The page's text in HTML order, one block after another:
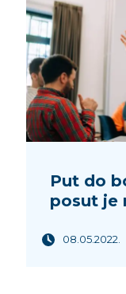
Put do
posut je
08.05.2022.